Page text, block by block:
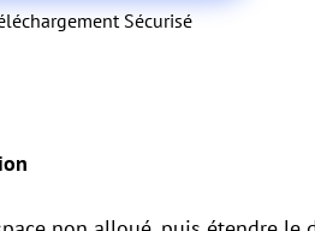
Sécurisé